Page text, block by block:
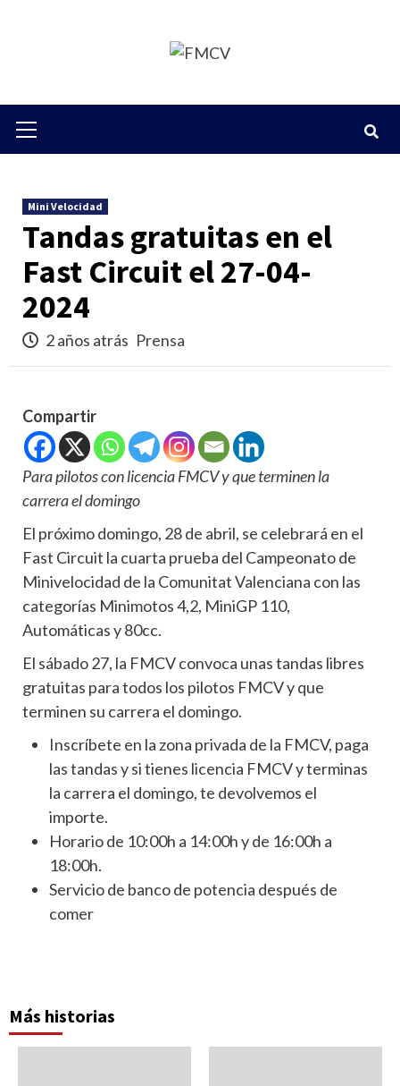
primario
Mini Velocidad
Tandas gratuitas en el
Fast Circuit el 27-04-
2024
2 años atrás Prensa
Compartir
Para pilotos con licencia FMCV y que terminen la
carrera el domingo
El próximo domingo, 28 de abril, se celebrará en el
Fast Circuit la cuarta prueba del Campeonato de
Minivelocidad de la Comunitat Valenciana con las
categorías Minimotos 4,2, MiniGP 110,
Automáticas y 80cc.
El sábado 27, la FMCV convoca unas tandas libres
gratuitas para todos los pilotos FMCV y que
terminen su carrera el domingo.
Inscríbete en la zona privada de la FMCV, paga
las tandas y si tienes licencia FMCV y terminas
la carrera el domingo, te devolvemos el
importe.
Horario de 10:00h a 14:00h y de 16:00h a
18:00h.
Servicio de banco de potencia después de
comer
Más historias